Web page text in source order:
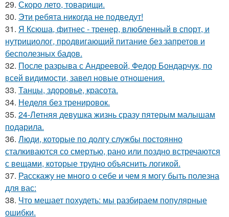
29. Скоро лето, товарищи.
30. Эти ребята никогда не подведут!
31. Я Ксюша, фитнес - тренер, влюбленный в спорт, и
нутрициолог, продвигающий питание без запретов и
бесполезных бадов.
32. После разрыва с Андреевой, Федор Бондарчук, по
всей видимости, завел новые отношения.
33. Танцы, здоровье, красота.
34. Неделя без тренировок.
35. 24-Летняя девушка жизнь сразу пятерым малышам
подарила.
36. Люди, которые по долгу службы постоянно
сталкиваются со смертью, рано или поздно встречаются
с вещами, которые трудно объяснить логикой.
37. Расскажу не много о себе и чем я могу быть полезна
для вас:
38. Что мешает похудеть: мы разбираем популярные
ошибки.